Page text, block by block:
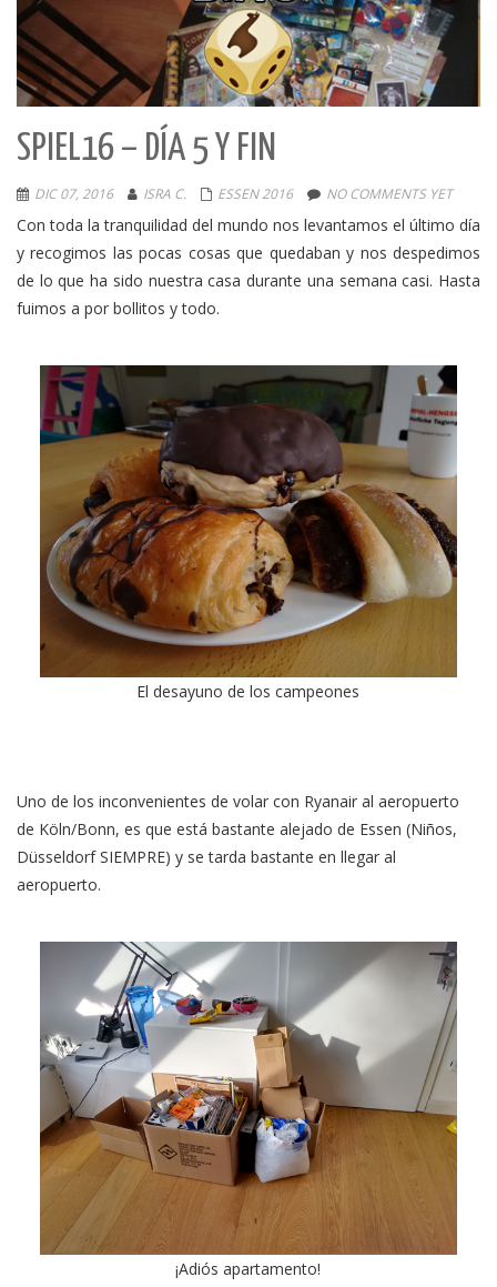
SPIEL16 – DÍA 5 Y FIN
DIC 07, 2016 ISRA C. ESSEN 2016 NO COMMENTS YET
Con toda la tranquilidad del mundo nos levantamos el último día
y recogimos las pocas cosas que quedaban y nos despedimos
de lo que ha sido nuestra casa durante una semana casi. Hasta
fuimos a por bollitos y todo.
El desayuno de los campeones
Uno de los inconvenientes de volar con Ryanair al aeropuerto
de Köln/Bonn, es que está bastante alejado de Essen (Niños,
Düsseldorf SIEMPRE) y se tarda bastante en llegar al
aeropuerto.
¡Adiós apartamento!